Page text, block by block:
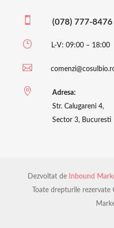
 (078) 777-8476
} L-V: 09:00 – 18:00


Adresa:
Str. Calugareni 4,
Sector 3, Bucuresti
Dezvoltat de Inbound
Toate drepturile